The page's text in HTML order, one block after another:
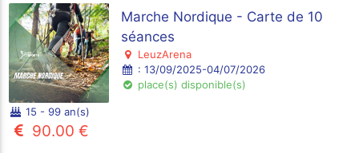
Marche Nordique - Carte de 10
séances
LeuzArena
: 13/09/2025-04/07/2026
place(s) disponible(s)
15 - 99 an(s)
90.00 €